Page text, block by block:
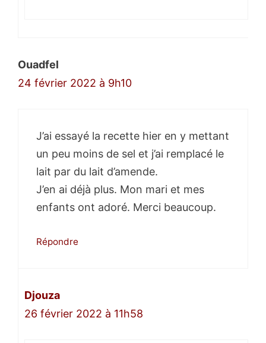
Ouadfel
24 février 2022 à 9h10
J’ai essayé la recette hier en y mettant
un peu moins de sel et j’ai remplacé le
lait par du lait d’amende.
J’en ai déjà plus. Mon mari et mes
enfants ont adoré. Merci beaucoup.
Répondre
Djouza
26 février 2022 à 11h58